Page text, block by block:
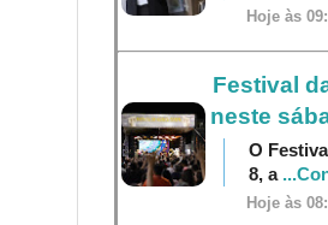
Hoje às
Festival
neste
O
8, a
Hoje às